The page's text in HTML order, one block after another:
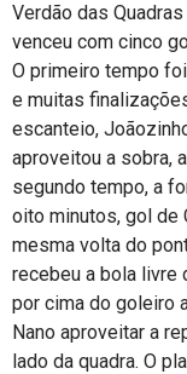
Verdão das
venceu com cinco
O primeiro tempo
e muitas
escanteio,
aproveitou a sobra,
segundo tempo, a
oito minutos, gol de
mesma volta do
recebeu a bola livre
por cima do goleiro
Nano aproveitar a
lado da quadra. O